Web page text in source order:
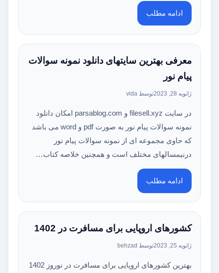
ادامه مطلب
معرفی بهترین سایتهای دانلود نمونه سوالات
پيام نور
ژانویه 28, 2023 توسط vida
در سایت filesell.xyz و parsablog.com امکان دانلود
نمونه سوالات پيام نور به صورت pdf و word می باشد
که حاوی مجموعه ای از نمونه سوالات پيام نور
درنیمسالهای مختلف است و همچنین خلاصه کتاب…
ادامه مطلب
کشورهای اروپایی برای مسافرت در 1402
ژانویه 25, 2023 توسط behzad
بهترین کشورهای اروپایی برای مسافرت در نوروز 1402